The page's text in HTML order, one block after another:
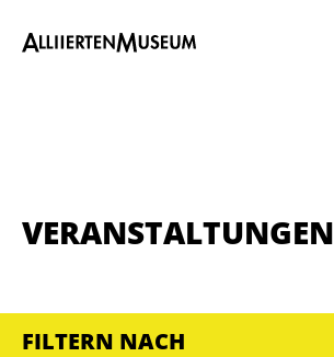
VERANSTALTUNGEN
FILTERN NACH